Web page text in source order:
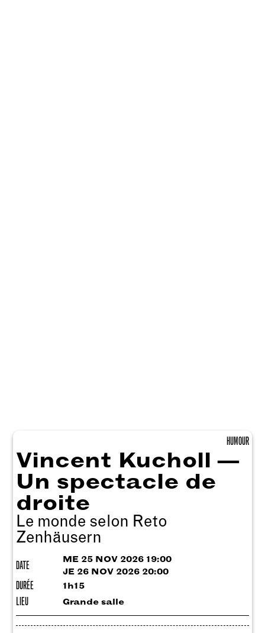
HUMOUR
Vincent Kucholl —
Un spectacle de
droite
Le monde selon Reto
Zenhäusern
DATE
ME 25 NOV 2026 19:00
JE 26 NOV 2026 20:00
DURÉE 1h15
LIEU Grande salle